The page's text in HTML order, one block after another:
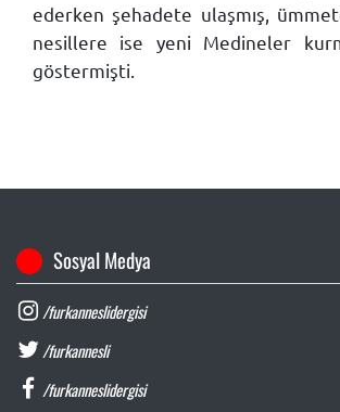
ederken şehadete ulaşmış,
nesillere ise yeni Medineler
göstermişti.
Sosyal Medya
/furkanneslidergisi
/furkannesli
/furkanneslidergisi